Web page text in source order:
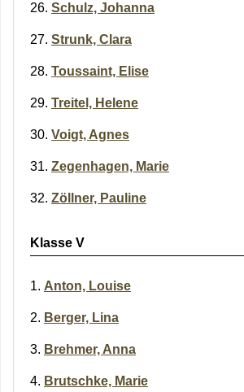
Schulz, Johanna
Strunk, Clara
Toussaint, Elise
Treitel, Helene
Voigt, Agnes
Zegenhagen, Marie
Zöllner, Pauline
Klasse V
Anton, Louise
Berger, Lina
Brehmer, Anna
Brutschke, Marie